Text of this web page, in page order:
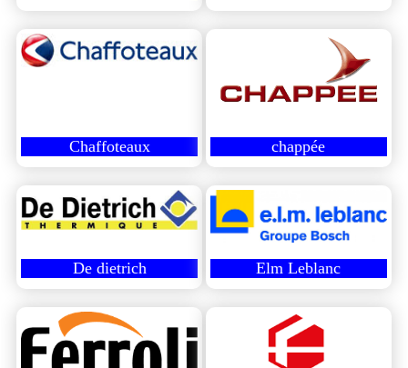
Chaffoteaux chappée
De dietrich Elm Leblanc